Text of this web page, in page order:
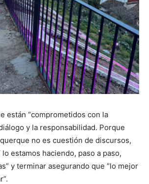
están “comprometidos con la
y la responsabilidad. Porque
no es cuestión de discursos,
estamos haciendo, paso a paso,
y terminar asegurando que “lo mejor